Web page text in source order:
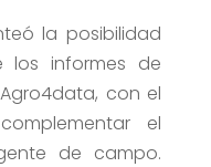
la posibilidad
los informes de
con el
el
de campo.